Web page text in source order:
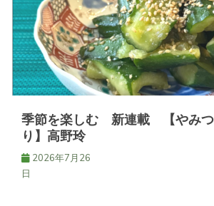
シ
ョ
ン
季節を楽しむ 新連載 【やみつ
り】高野玲
2026年7月26
日